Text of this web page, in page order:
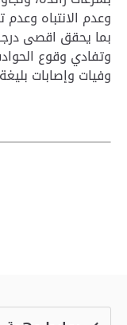
وعدم الانتباه
بما يحقق اقصى
وتفادي وقوع
وفيات وإصابات